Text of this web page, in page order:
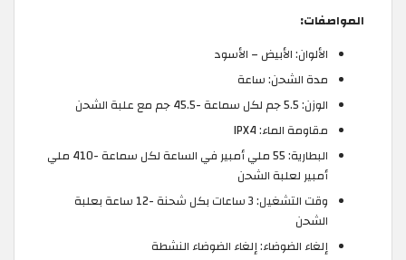
المواصفات:
الألوان: الأبيض – الأسود
مدة الشحن: ساعة
الوزن: 5.5 جم لكل سماعة -45.5 جم مع علبة الشحن
مقاومة الماء: IPX4
البطارية: 55 ملي أمبير في الساعة لكل سماعة -410 ملي
أمبير لعلبة الشحن
وقت التشغيل: 3 ساعات بكل شحنة -12 ساعة بعلبة
الشحن
إلغاء الضوضاء: إلغاء الضوضاء النشطة